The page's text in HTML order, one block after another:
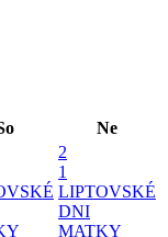
Ne
2
1
LIPTOVSKÉ
DNI
MATKY